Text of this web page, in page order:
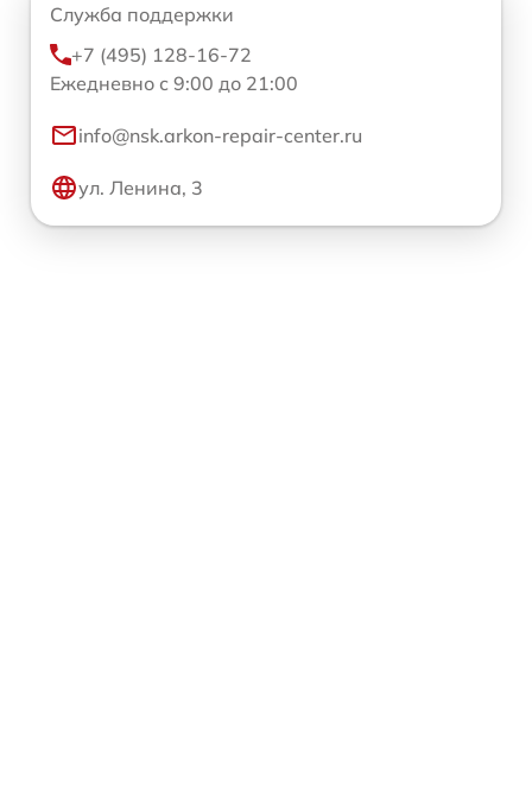
Служба поддержки
+7 (495) 128-16-72
Ежедневно с 9:00 до 21:00
info@nsk.arkon-repair-center.ru
ул. Ленина, 3